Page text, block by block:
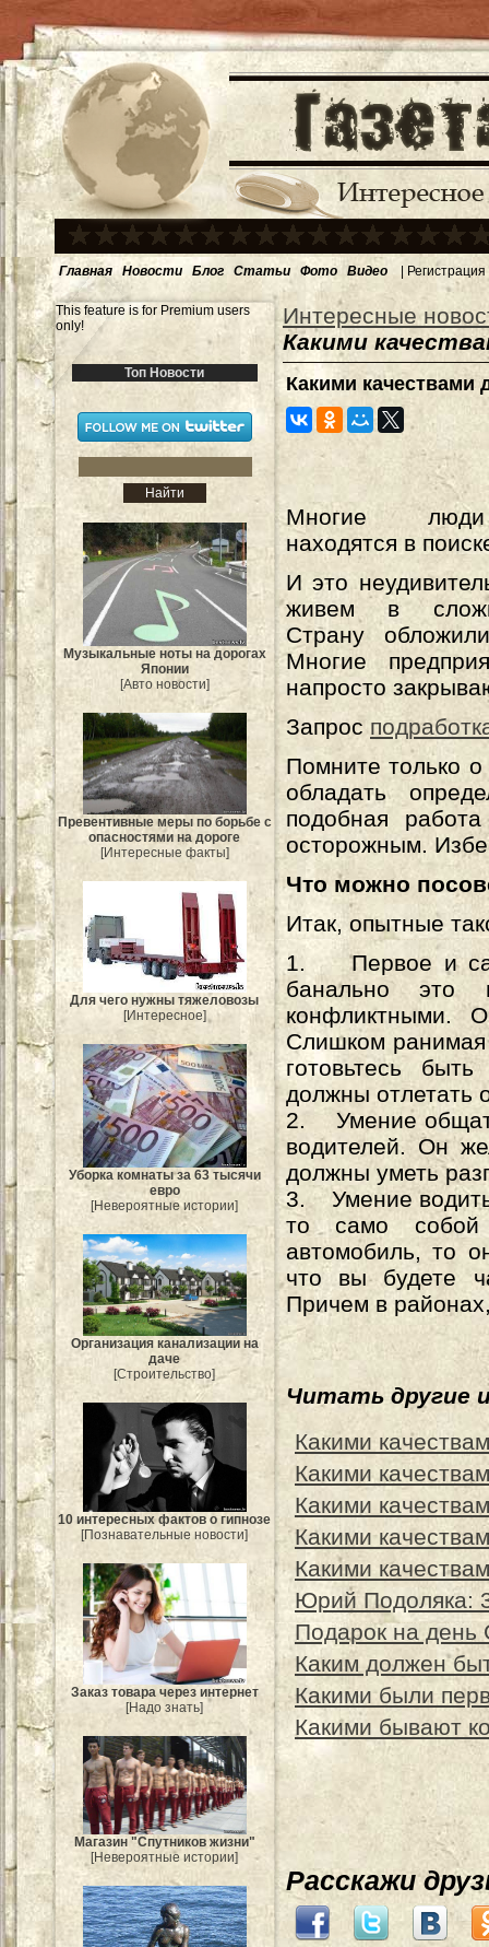
Главная Новости Блог Статьи Фото Видео | Регистрация
This feature is for Premium users
only!
Топ Новости
Музыкальные ноты на дорогах
Японии
[Авто новости]
Превентивные меры по борьбе с
опасностями на дороге
[Интересные факты]
Для чего нужны тяжеловозы
[Интересное]
Уборка комнаты за 63 тысячи
евро
[Невероятные истории]
Организация канализации на
даче
[Строительство]
10 интересных фактов о гипнозе
[Познавательные новости]
Заказ товара через интернет
[Надо знать]
Магазин "Спутников жизни"
[Невероятные истории]
Интересные
Какими
Какими качествами
Многие
находятся в
И это
живем в
Страну
Многие
напросто
Запрос
Помните только
обладать
подобная
осторожным.
Что можно
Итак, опытные
1. Первое и
банально это
конфликтными.
Слишком
готовьтесь
должны отлетать
2. Умение
водителей. Он
должны уметь
3. Умение водить
то само собой
автомобиль, то
что вы будете
Причем в
Читать другие
Какими
Какими
Какими
Какими
Какими
Юрий Подоляка: 3
Подарок на день
Каким должен
Какими были
Какими бывают
Расскажи